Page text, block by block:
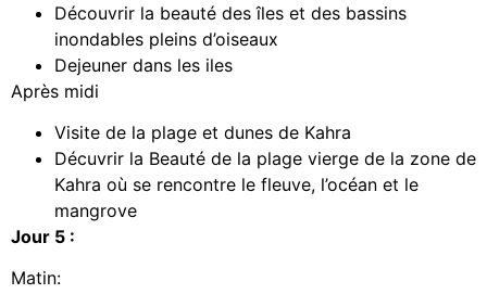
Découvrir la beauté des îles et des bassins
inondables pleins d’oiseaux
Dejeuner dans les iles
Après midi
Visite de la plage et dunes de Kahra
Décuvrir la Beauté de la plage vierge de la zone de
Kahra où se rencontre le fleuve, l’océan et le
mangrove
Jour 5 :
Matin: